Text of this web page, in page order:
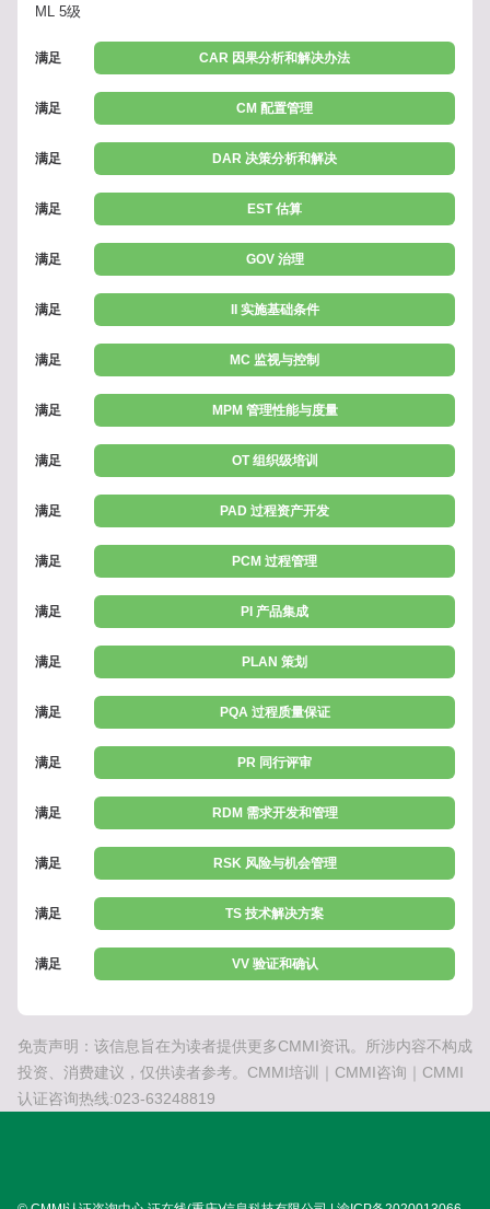
ML 5级
满足 CAR 因果分析和解决办法
满足 CM 配置管理
满足 DAR 决策分析和解决
满足 EST 估算
满足 GOV 治理
满足 II 实施基础条件
满足 MC 监视与控制
满足 MPM 管理性能与度量
满足 OT 组织级培训
满足 PAD 过程资产开发
满足 PCM 过程管理
满足 PI 产品集成
满足 PLAN 策划
满足 PQA 过程质量保证
满足 PR 同行评审
满足 RDM 需求开发和管理
满足 RSK 风险与机会管理
满足 TS 技术解决方案
满足 VV 验证和确认
免责声明：该信息旨在为读者提供更多CMMI资讯。所涉内容不构成
投资、消费建议，仅供读者参考。CMMI培训｜CMMI咨询｜CMMI
认证咨询热线:023-63248819